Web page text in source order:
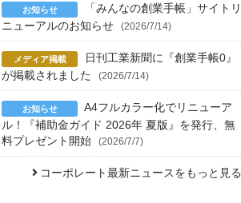
「みんなの創業手帳」サイトリ
ニューアルのお知らせ
(2026/7/14)
日刊工業新聞に『創業手帳0』
が掲載されました
(2026/7/14)
A4フルカラー化でリニューア
ル！『補助金ガイド 2026年 夏版』を発行、無
料プレゼント開始
(2026/7/7)
コーポレート最新ニュースをもっと見る